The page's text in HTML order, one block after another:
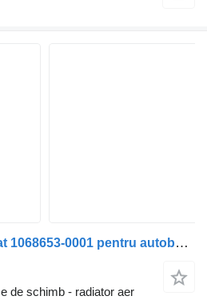
Radiator aer condiționat 1068653-0001 pentru autobuz IVECO Irisbus Crossway
de schimb - radiator aer